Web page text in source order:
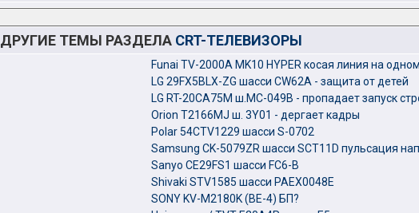
ДРУГИЕ ТЕМЫ РАЗДЕЛА CRT-ТЕЛЕВИЗОРЫ
Funai TV-2000A MK10 HYPER косая линия на
LG 29FX5BLX-ZG шасси CW62A - защита от детей
LG RT-20CA75M ш.MC-049B - пропадает запуск
Orion T2166MJ ш. 3Y01 - дергает кадры
Polar 54CTV1229 шасси S-0702
Samsung CK-5079ZR шасси SCT11D пульсация
Sanyo CE29FS1 шасси FC6-B
Shivaki STV1585 шасси PAEX0048E
SONY KV-M2180K (BE-4) БП?